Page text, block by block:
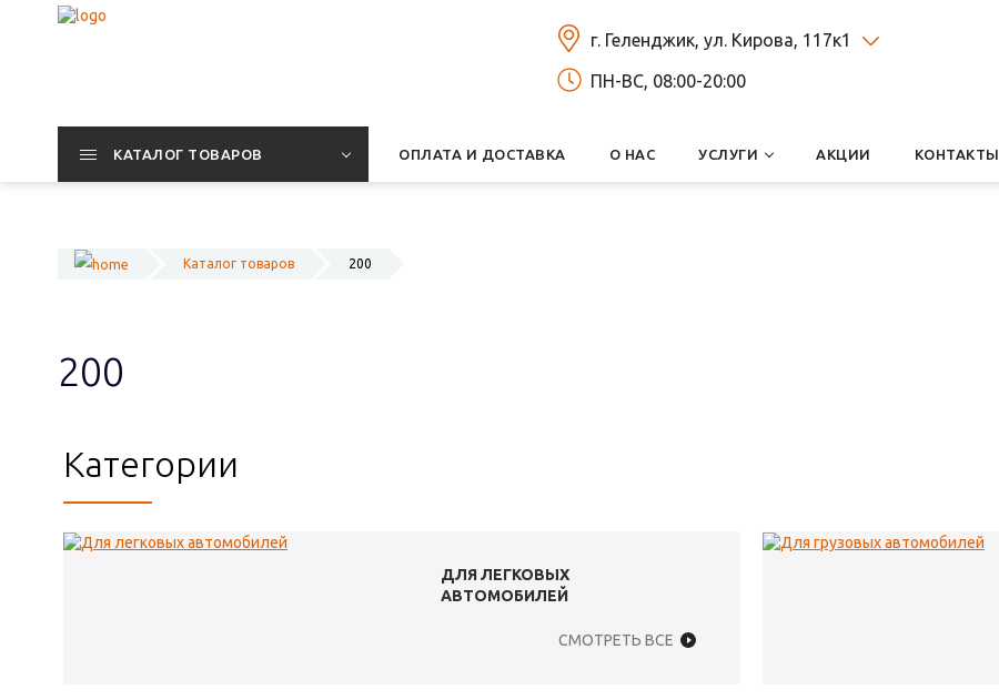
г. Геленджик, ул. Кирова, 117к1
ПН-ВС, 08:00-20:00
КАТАЛОГ ТОВАРОВ ОПЛАТА И ДОСТАВКА О НАС УСЛУГИ АКЦИИ КОНТАКТЫ
Каталог товаров 200
200
Категории
ДЛЯ ЛЕГКОВЫХ
АВТОМОБИЛЕЙ
СМОТРЕТЬ ВСЕ